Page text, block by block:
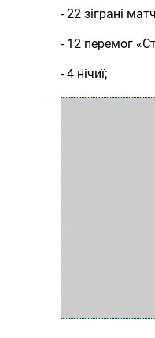
- 22 зіграні
- 12 перемог
- 4 нічиї;